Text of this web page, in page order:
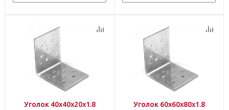
Уголок 40х40х20х1.8
Уголок 60х60х80х1.8